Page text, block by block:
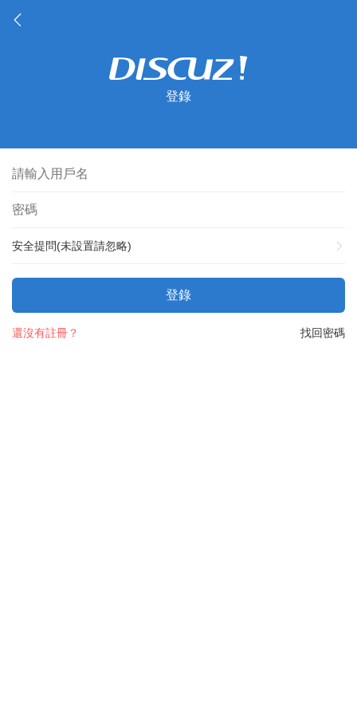
登錄
安全提問(未設置請忽略)
登錄
找回密碼
還沒有註冊？